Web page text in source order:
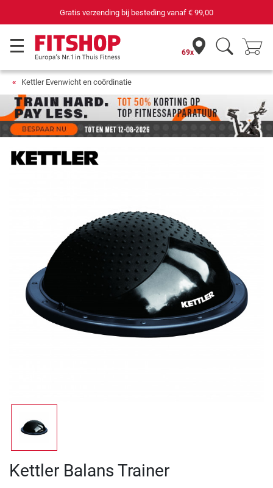
Gratis verzending bij besteding vanaf€ 99,00
69x
Kettler Evenwicht en coördinatie
Kettler Balans Trainer